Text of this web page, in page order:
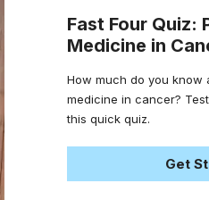
Fast Four Quiz:
Medicine in
How much do you know
medicine in cancer?
this quick quiz.
Get